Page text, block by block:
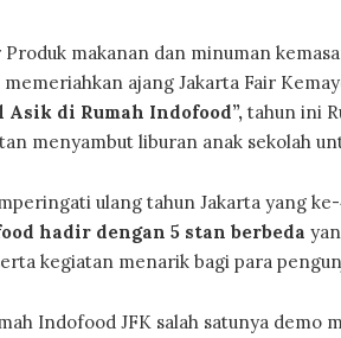
Produk makanan dan minuman
ajang Jakarta Fair
Asik di Rumah Indofood”, tahun ini
menyambut liburan anak sekolah
ulang tahun Jakarta yang
hadir dengan 5 stan berbeda
kegiatan menarik bagi para
Indofood JFK salah satunya demo